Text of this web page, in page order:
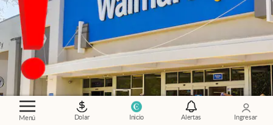
Menú Dolar Inicio Alertas Ingresar
Compras Walmart le dice adiós a los carritos de